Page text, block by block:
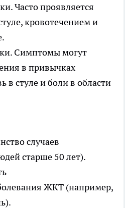
Часто проявляется
кровотечением и
Симптомы могут
в привычках
в стуле и боли в области
случаев
старше 50 лет).
ЖКТ (например,